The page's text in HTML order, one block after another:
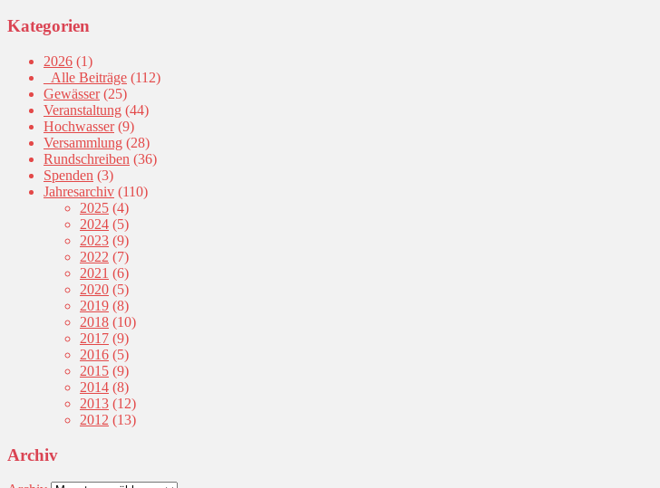
Kategorien
2026 (1)
_Alle Beiträge (112)
Gewässer(25)
Veranstaltung (44)
Hochwasser(9)
Versammlung (28)
Rundschreiben (36)
Spenden (3)
Jahresarchiv (110)
2025 (4)
2024 (5)
2023 (9)
2022 (7)
2021 (6)
2020 (5)
2019 (8)
2018 (10)
2017 (9)
2016 (5)
2015 (9)
2014 (8)
2013 (12)
2012 (13)
Archiv